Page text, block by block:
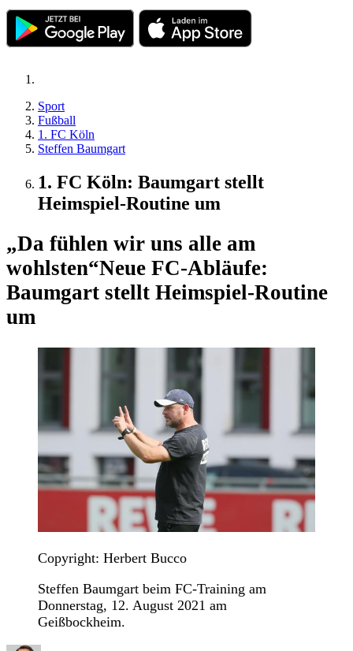
Sport
Fußball
1. FC Köln
Steffen Baumgart
1. FC Köln: Baumgart stellt
Heimspiel-Routine um
„Da fühlen wir uns alle am
wohlsten“Neue FC-Abläufe:
Baumgart stellt Heimspiel-Routine
um
Copyright: Herbert Bucco
Steffen Baumgart beim FC-Training am
Donnerstag, 12. August 2021 am
Geißbockheim.